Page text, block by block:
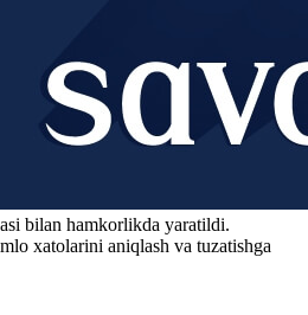
bilan hamkorlikda yaratildi.
xatolarini aniqlash va tuzatishga